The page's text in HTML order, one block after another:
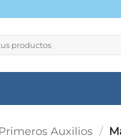
Primeros Auxilios /